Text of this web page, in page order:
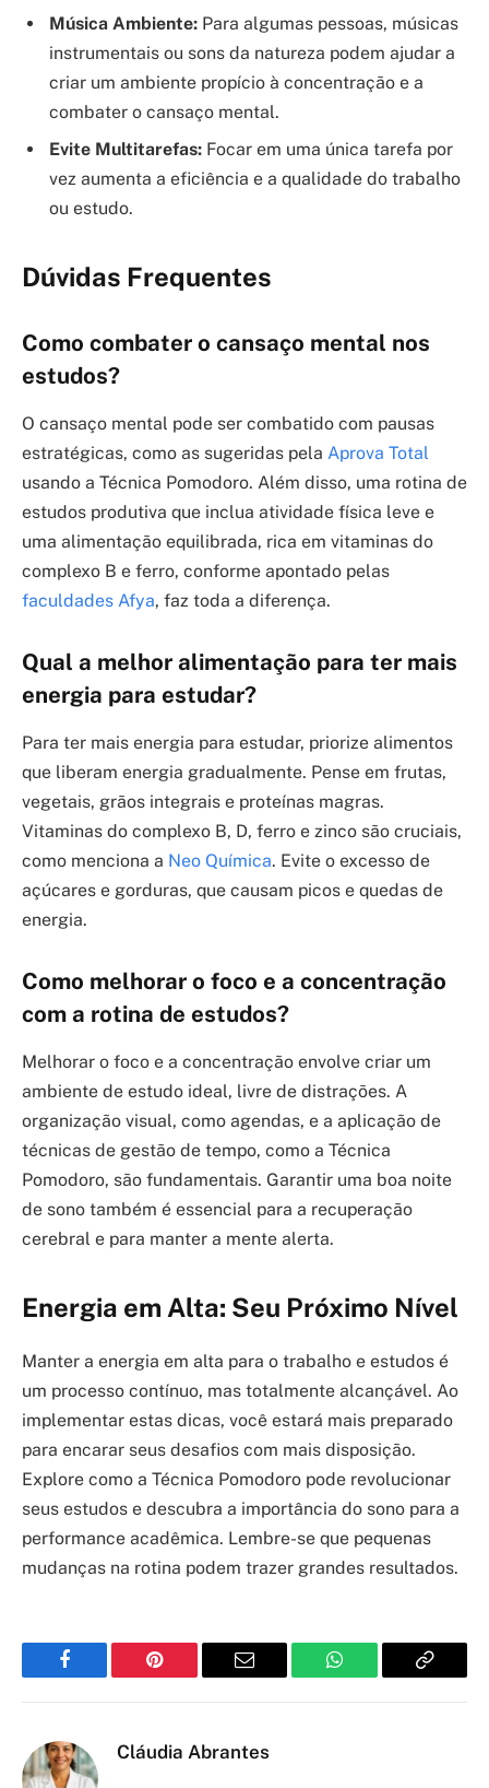
Música Ambiente: Para algumas pessoas, músicas
instrumentais ou sons da natureza podem ajudar a
criar um ambiente propício à concentração e a
combater o cansaço mental.
Evite Multitarefas: Focar em uma única tarefa por
vez aumenta a eficiência e a qualidade do trabalho
ou estudo.
Dúvidas Frequentes
Como combater o cansaço mental nos
estudos?
O cansaço mental pode ser combatido com pausas
estratégicas, como as sugeridas pela Aprova Total
usando a Técnica Pomodoro. Além disso, uma rotina de
estudos produtiva que inclua atividade física leve e
uma alimentação equilibrada, rica em vitaminas do
complexo B e ferro, conforme apontado pelas
faculdades Afya, faz toda a diferença.
Qual a melhor alimentação para ter mais
energia para estudar?
Para ter mais energia para estudar, priorize alimentos
que liberam energia gradualmente. Pense em frutas,
vegetais, grãos integrais e proteínas magras.
Vitaminas do complexo B, D, ferro e zinco são cruciais,
como menciona a Neo Química. Evite o excesso de
açúcares e gorduras, que causam picos e quedas de
energia.
Como melhorar o foco e a concentração
com a rotina de estudos?
Melhorar o foco e a concentração envolve criar um
ambiente de estudo ideal, livre de distrações. A
organização visual, como agendas, e a aplicação de
técnicas de gestão de tempo, como a Técnica
Pomodoro, são fundamentais. Garantir uma boa noite
de sono também é essencial para a recuperação
cerebral e para manter a mente alerta.
Energia em Alta: Seu Próximo Nível
Manter a energia em alta para o trabalho e estudos é
um processo contínuo, mas totalmente alcançável. Ao
implementar estas dicas, você estará mais preparado
para encarar seus desafios com mais disposição.
Explore como a Técnica Pomodoro pode revolucionar
seus estudos e descubra a importância do sono para a
performance acadêmica. Lembre-se que pequenas
mudanças na rotina podem trazer grandes resultados.
Facebook Pinterest Email WhatsApp Copy
Cláudia Abrantes